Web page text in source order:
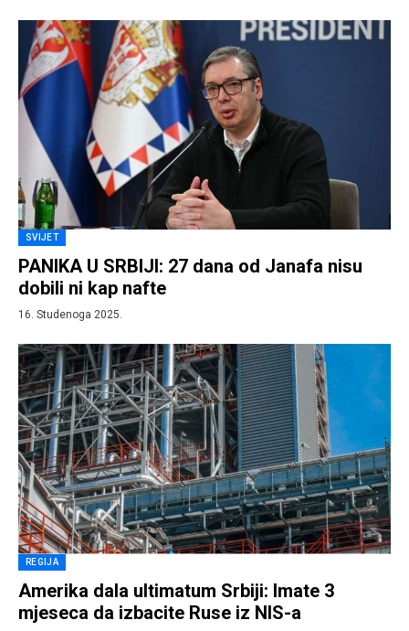
SVIJET
PANIKA U SRBIJI: 27 dana od Janafa nisu
dobili ni kap nafte
16. Studenoga 2025.
REGIJA
Amerika dala ultimatum Srbiji: Imate 3
mjeseca da izbacite Ruse iz NIS-a